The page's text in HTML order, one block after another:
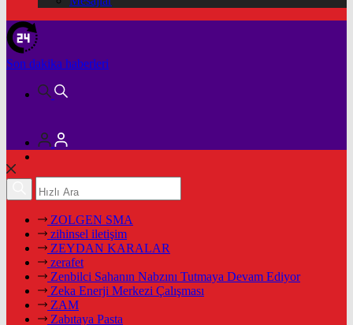
Son dakika haberleri
ZOLGEN SMA
zihinsel iletişim
ZEYDAN KARALAR
zerafet
Zenbilci Sahanın Nabzını Tutmaya Devam Ediyor
Zeka Enerji Merkezi Çalışması
ZAM
Zabıtaya Pasta